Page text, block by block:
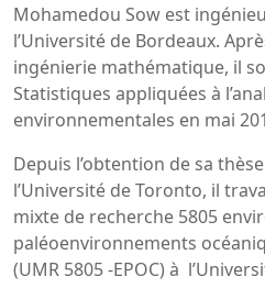
Mohamedou Sow est
l’Université de Bordeaux.
ingénierie mathématique, il
Statistiques appliquées à
environnementales en mai
Depuis l’obtention de sa
l’Université de Toronto, il
mixte de recherche 5805
paléoenvironnements
(UMR 5805 -EPOC) à